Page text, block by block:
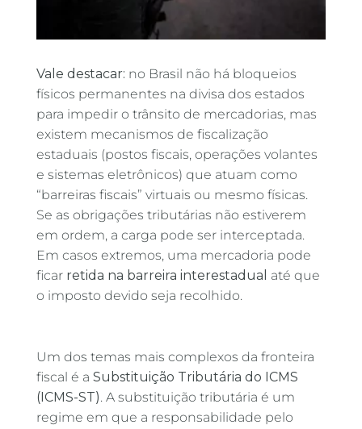
Vale destacar: no Brasil não há bloqueios
físicos permanentes na divisa dos estados
para impedir o trânsito de mercadorias, mas
existem mecanismos de fiscalização
estaduais (postos fiscais, operações volantes
e sistemas eletrônicos) que atuam como
“barreiras fiscais” virtuais ou mesmo físicas.
Se as obrigações tributárias não estiverem
em ordem, a carga pode ser interceptada.
Em casos extremos, uma mercadoria pode
ficar retida na barreira interestadual até que
o imposto devido seja recolhido.
Um dos temas mais complexos da fronteira
fiscal é a Substituição Tributária do ICMS
(ICMS-ST). A substituição tributária é um
regime em que a responsabilidade pelo